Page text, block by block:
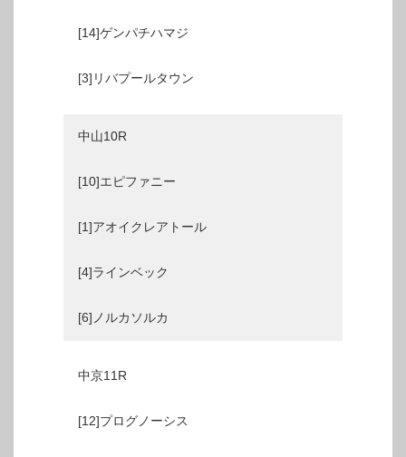
[14]ゲンパチハマジ
[3]リバプールタウン
中山10R
[10]エピファニー
[1]アオイクレアトール
[4]ラインベック
[6]ノルカソルカ
中京11R
[12]プログノーシス